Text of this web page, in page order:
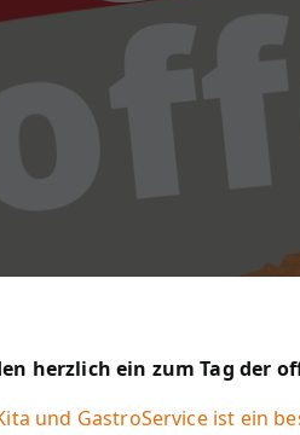
herzlich ein zum Tag der
und GastroService ist ein